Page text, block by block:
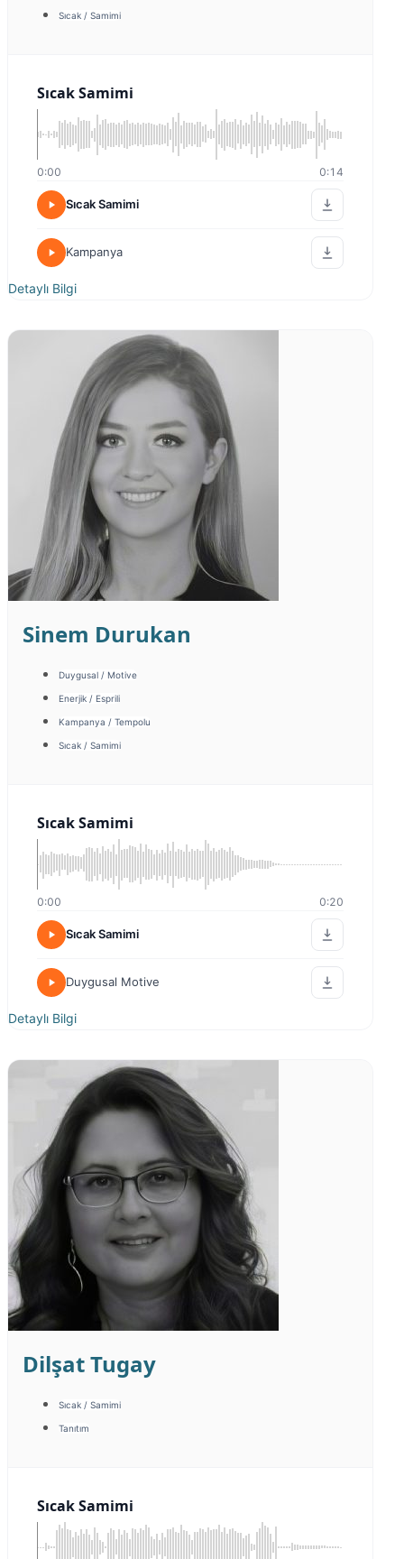
Sıcak / Samimi
Sıcak Samimi
0:00 0:14
Sıcak Samimi
Kampanya
Detaylı Bilgi
Sinem Durukan
Duygusal / Motive
Enerjik / Esprili
Kampanya / Tempolu
Sıcak / Samimi
Sıcak Samimi
0:00 0:20
Sıcak Samimi
Duygusal Motive
Detaylı Bilgi
Dilşat Tugay
Sıcak / Samimi
Tanıtım
Sıcak Samimi